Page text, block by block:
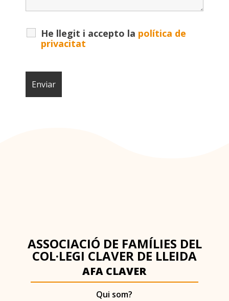
He llegit i accepto la política de
privacitat
ASSOCIACIÓ DE FAMÍLIES DEL
COL·LEGI CLAVER DE LLEIDA
AFA CLAVER
Qui som?